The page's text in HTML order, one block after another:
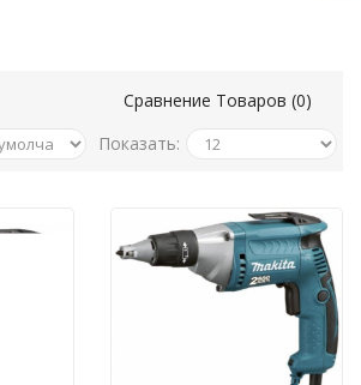
Сравнение Товаров (0)
Показать: